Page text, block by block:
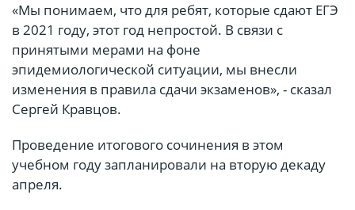
«Мы понимаем, что для ребят, которые сдают ЕГЭ
в 2021 году, этот год непростой. В связи с
принятыми мерами на фоне
эпидемиологической ситуации, мы внесли
изменения в правила сдачи экзаменов», - сказал
Сергей Кравцов.
Проведение итогового сочинения в этом
учебном году запланировали на вторую декаду
апреля.